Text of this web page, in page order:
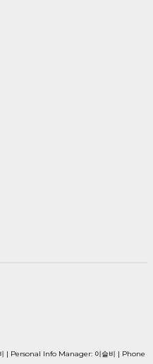
| Personal Info Manager: 이슬비 | Phone